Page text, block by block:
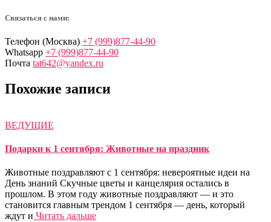
Связаться с нами:
Телефон (Москва) +7 (999)877-44-90
Whatsapp +7 (999)877-44-90
Почта tat642@yandex.ru
Похожие записи
ВЕДУЩИЕ
Подарки к 1 сентября: Животные на праздник
Животные поздравляют с 1 сентября: невероятные идеи на
День знаний Скучные цветы и канцелярия остались в
прошлом. В этом году животные поздравляют — и это
становится главным трендом 1 сентября — день, который
ждут и Читать дальше